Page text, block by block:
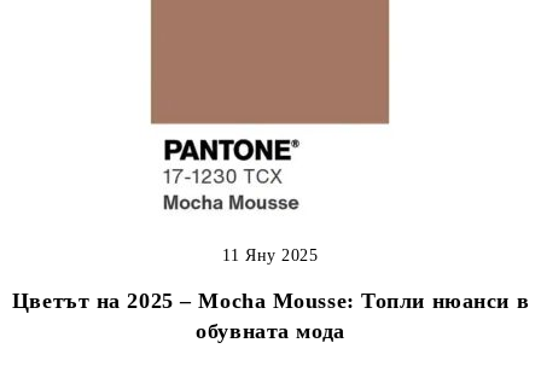
Цветът на 2025 – Mocha Mousse: Топли нюанси в
обувната мода
11 Яну 2025